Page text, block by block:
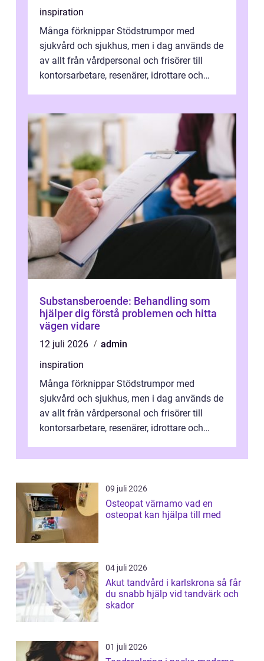
inspiration
Många förknippar Stödstrumpor med
sjukvård och sjukhus, men i dag används de
av allt från vårdpersonal och frisörer till
kontorsarbetare, resenärer, idrottare och
Substansberoende: Behandling som
hjälper dig förstå problemen och hitta
vägen vidare
12 juli 2026
admin
inspiration
Många förknippar Stödstrumpor med
sjukvård och sjukhus, men i dag används de
av allt från vårdpersonal och frisörer till
kontorsarbetare, resenärer, idrottare och
09 juli 2026
Osteopat värnamo vad en
osteopat kan hjälpa till med
04 juli 2026
Akut tandvård i karlskrona så får
du snabb hjälp vid tandvärk och
skador
01 juli 2026